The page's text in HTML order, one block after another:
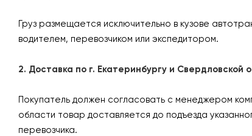
Груз размещается исключительно в кузове
водителем, перевозчиком или экспедитором.
2. Доставка по г. Екатеринбургу и
Покупатель должен согласовать с менеджером
области товар доставляется до подъезда
перевозчика.